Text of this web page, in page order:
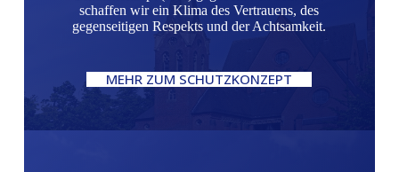
schaffen wir ein Klima des Vertrauens, des
gegenseitigen Respekts und der Achtsamkeit.
MEHR ZUM SCHUTZKONZEPT